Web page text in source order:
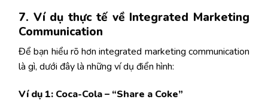
7. Ví dụ thực tế về Integrated Marketing
Communication
Để bạn hiểu rõ hơn integrated marketing communication
là gì, dưới đây là những ví dụ điển hình:
Ví dụ 1: Coca-Cola – “Share a Coke”